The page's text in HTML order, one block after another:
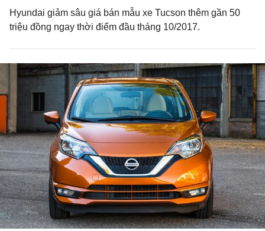
Hyundai giảm sâu giá bán mẫu xe Tucson thêm gần 50
triệu đồng ngay thời điểm đầu tháng 10/2017.